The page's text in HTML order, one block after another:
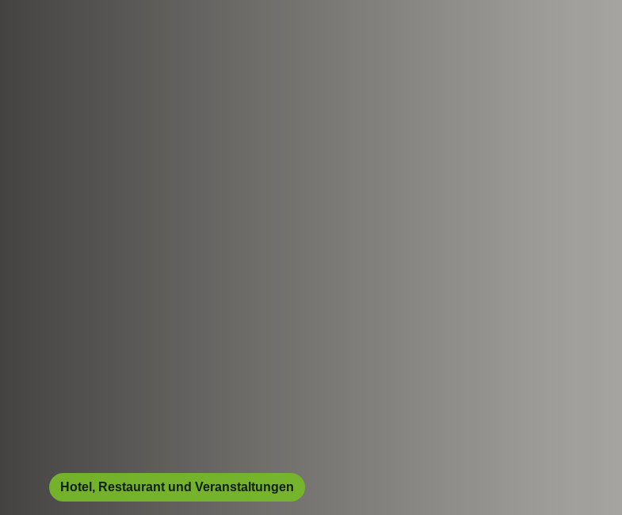
Hotel, Restaurant und Veranstaltungen